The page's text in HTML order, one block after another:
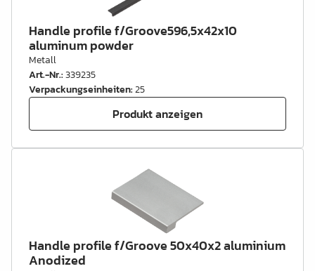
Handle profile f/Groove596,5x42x10
aluminum powder
Metall
Art.-Nr.:339235
Verpackungseinheiten:25
Produkt anzeigen
Handle profile f/Groove 50x40x2 aluminium
Anodized